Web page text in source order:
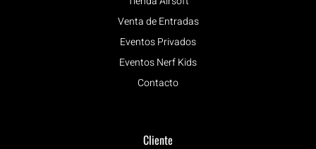
Venta de Entradas
Eventos Privados
Eventos Nerf Kids
Contacto
Cliente